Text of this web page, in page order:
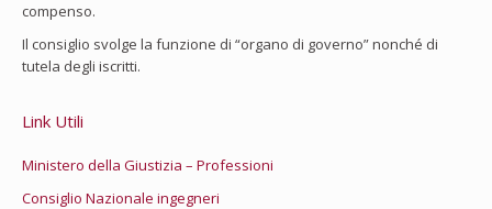
compenso.
Il consiglio svolge la funzione di “organo di governo” nonché di
tutela degli iscritti.
Link Utili
Ministero della Giustizia – Professioni
Consiglio Nazionale ingegneri